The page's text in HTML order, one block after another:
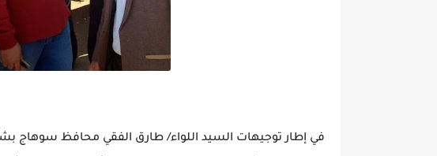
في إطار توجيهات السيد اللواء/ طارق الفقي محافظ سوهاج